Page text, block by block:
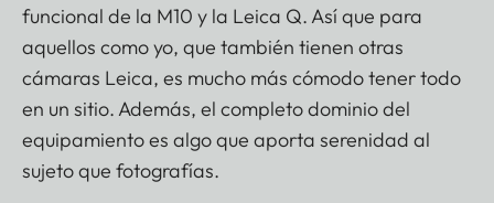
funcional de la M10 y la Leica Q. Así que para
aquellos como yo, que también tienen otras
cámaras Leica, es mucho más cómodo tener todo
en un sitio. Además, el completo dominio del
equipamiento es algo que aporta serenidad al
sujeto que fotografías.